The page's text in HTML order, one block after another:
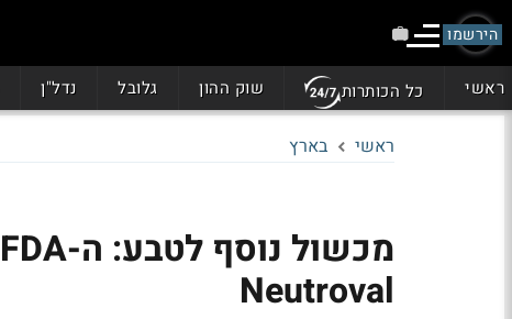
הירשמו
ראשי כל הכותרות שוק ההון גלובל נדל"ן
ראשי בארץ
Neutroval